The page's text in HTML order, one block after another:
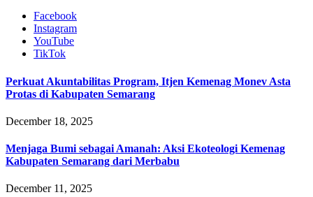
Facebook
Instagram
YouTube
TikTok
Perkuat Akuntabilitas Program, Itjen Kemenag Monev Asta
Protas di Kabupaten Semarang
December 18, 2025
Menjaga Bumi sebagai Amanah: Aksi Ekoteologi Kemenag
Kabupaten Semarang dari Merbabu
December 11, 2025